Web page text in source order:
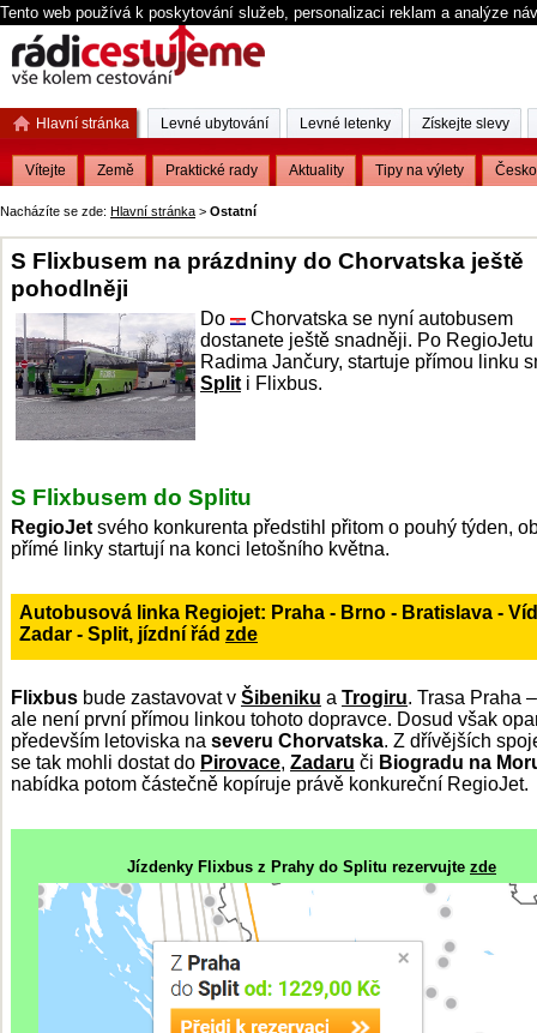
Tento web používá k poskytování služeb, personalizaci reklam a analýze
Nacházíte se zde: Hlavní stránka > Ostatní
S Flixbusem na prázdniny do Chorvatska ještě
pohodlněji
Do
Chorvatska se nyní autobusem
dostanete ještě snadněji. Po RegioJetu
Radima Jančury, startuje přímou linku
Split i Flixbus.
S Flixbusem do Splitu
RegioJet svého konkurenta předstihl přitom o pouhý týden,
přímé linky startují na konci letošního května.
Autobusová linka Regiojet: Praha - Brno - Bratislava -
Zadar - Split, jízdní řád zde
Flixbus bude zastavovat v Šibeniku a Trogiru. Trasa Praha
ale není první přímou linkou tohoto dopravce. Dosud však
především letoviska na severu Chorvatska. Z dřívějších
se tak mohli dostat do Pirovace, Zadaru či Biogradu na
nabídka potom částečně kopíruje právě konkureční RegioJet.
Jízdenky Flixbus z Prahy do Splitu rezervujte zde
Hlavní stránka
Vítejte Země Praktické rady Aktuality Tipy na výlety Česko
Levné ubytování Levné letenky Získejte slevy